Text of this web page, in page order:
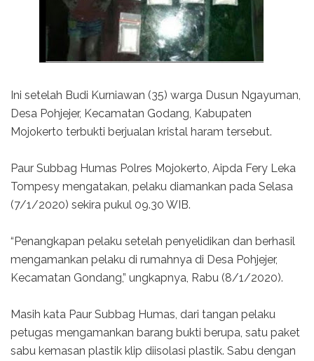
Ini setelah Budi Kurniawan (35) warga Dusun Ngayuman,
Desa Pohjejer, Kecamatan Godang, Kabupaten
Mojokerto terbukti berjualan kristal haram tersebut.
Paur Subbag Humas Polres Mojokerto, Aipda Fery Leka
Tompesy mengatakan, pelaku diamankan pada Selasa
(7/1/2020) sekira pukul 09.30 WIB.
“Penangkapan pelaku setelah penyelidikan dan berhasil
mengamankan pelaku di rumahnya di Desa Pohjejer,
Kecamatan Gondang,” ungkapnya, Rabu (8/1/2020).
Masih kata Paur Subbag Humas, dari tangan pelaku
petugas mengamankan barang bukti berupa, satu paket
sabu kemasan plastik klip diisolasi plastik. Sabu dengan